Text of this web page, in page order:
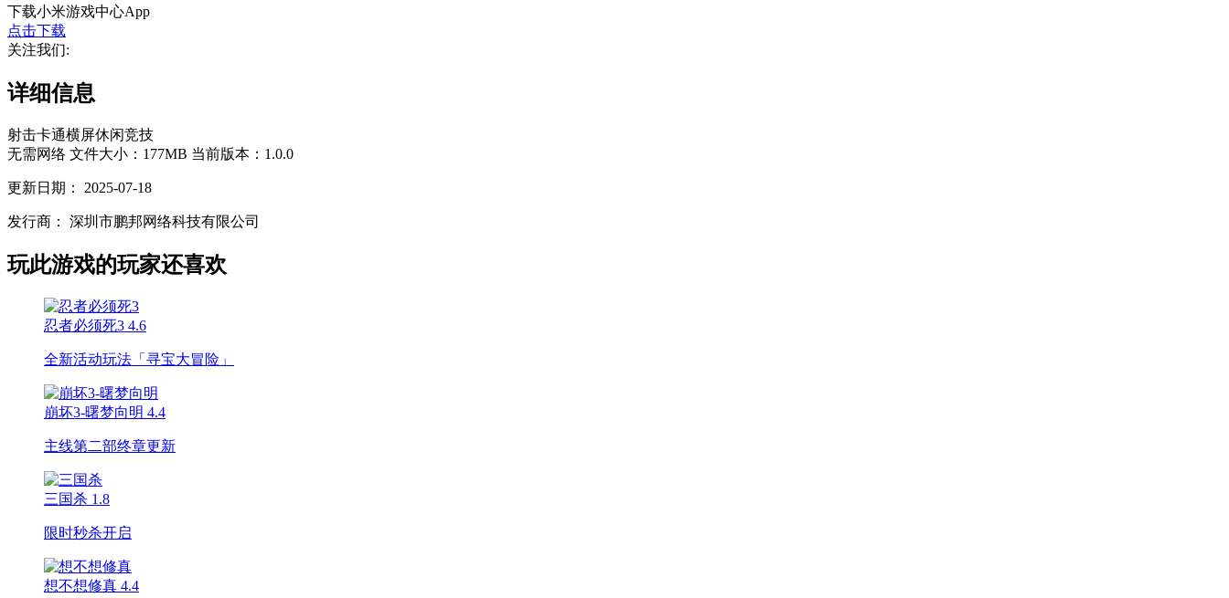
下载小米游戏中心App
点击下载
关注我们:
详细信息
射击卡通横屏休闲竞技
无需网络 文件大小：177MB 当前版本：1.0.0
更新日期： 2025-07-18
发行商： 深圳市鹏邦网络科技有限公司
玩此游戏的玩家还喜欢
忍者必须死3 4.6
全新活动玩法「寻宝大冒险」
崩坏3-曙梦向明 4.4
主线第二部终章更新
三国杀 1.8
限时秒杀开启
想不想修真 4.4